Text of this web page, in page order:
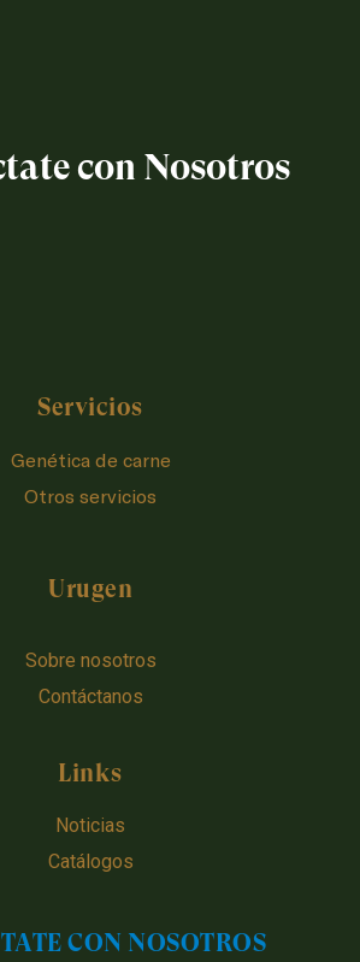
con Nosotros
Servicios
Genética de carne
Otros servicios
Urugen
Sobre nosotros
Contáctanos
Links
Noticias
Catálogos
CON NOSOTROS